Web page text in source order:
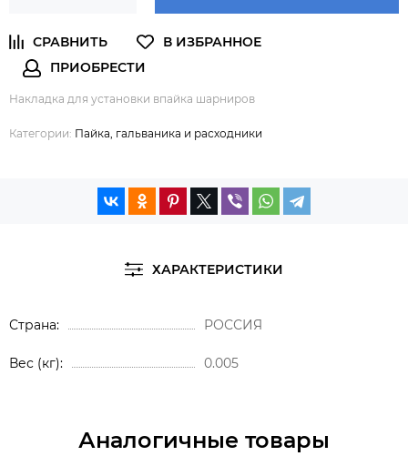
Накладка для установки впайка шарниров
Категории: Пайка, гальваника и расходники
ХАРАКТЕРИСТИКИ
Страна РОССИЯ
Вес (кг) 0.005
Аналогичные товары